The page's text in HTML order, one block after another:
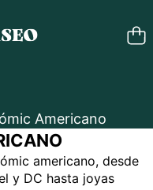
Americano
americano, desde
y DC hasta joyas